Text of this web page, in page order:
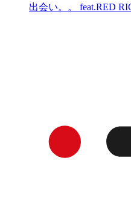
出会い。。 feat.RED